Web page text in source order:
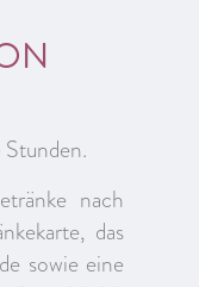
nach
das
sowie eine